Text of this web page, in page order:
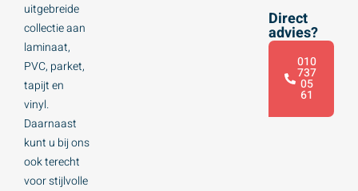
uitgebreide
collectie aan
laminaat,
PVC, parket,
tapijt en
vinyl.
Daarnaast
kunt u bij ons
ook terecht
voor stijlvolle
Direct
advies?
010
737
05
61